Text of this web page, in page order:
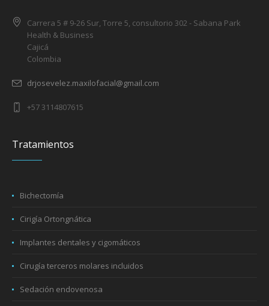
Carrera 5 # 9-26 Sur, Torre 5, consultorio 302 - Sabana Park
Health & Business
Cajicá
Colombia
drjosevelez.maxilofacial@gmail.com
+57 3114807615
Tratamientos
Bichectomía
Cirigía Ortongnática
Implantes dentales y cigomáticos
Cirugía terceros molares incluidos
Sedación endovenosa